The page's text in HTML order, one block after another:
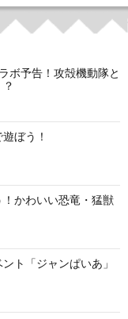
ボ予告！攻殻機動隊と
ぼう！
！かわいい恐竜・猛獣
ト「ジャンぱいあ」